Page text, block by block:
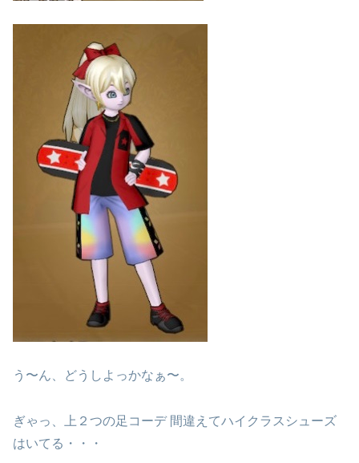
う〜ん、どうしよっかなぁ〜。
ぎゃっ、上２つの足コーデ 間違えてハイクラスシューズ
はいてる・・・